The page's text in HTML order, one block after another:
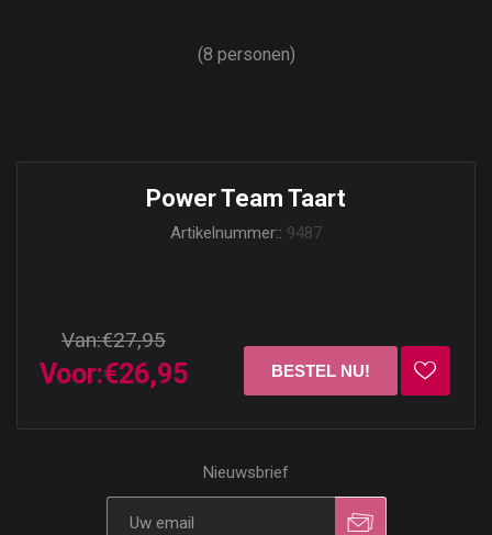
(8 personen)
Power Team Taart
Artikelnummer:: 9487
Van:€27,95
Voor:€26,95
Nieuwsbrief